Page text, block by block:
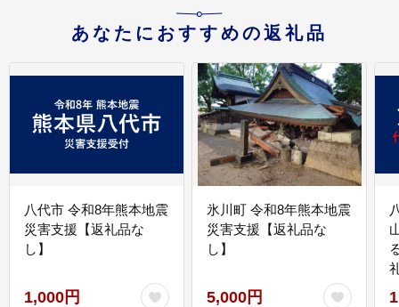
あなたにおすすめの返礼品
八代市 令和8年熊本地震
災害支援【返礼品な
し】
1,000円
氷川町 令和8年熊本地震
災害支援【返礼品な
し】
5,000円